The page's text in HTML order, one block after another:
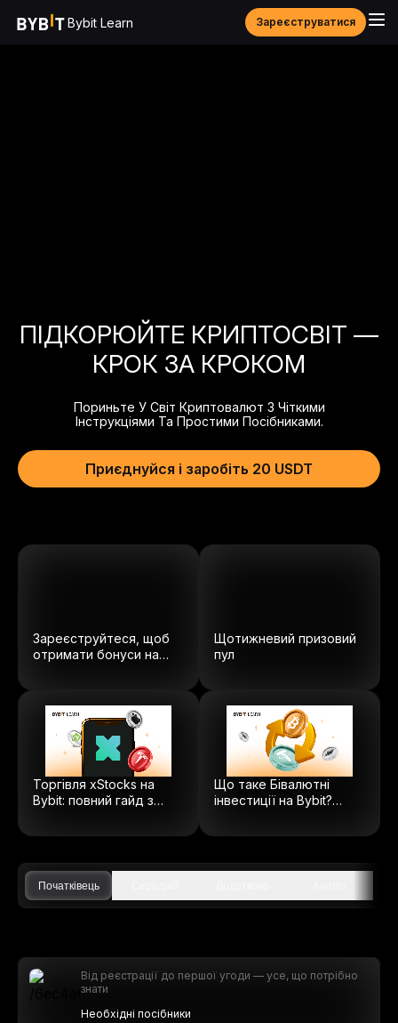
Bybit Learn Зареєструватися
ПІДКОРЮЙТЕ КРИПТОСВІТ —
КРОК ЗА КРОКОМ
Пориньте У Світ Криптовалют З Чіткими
Інструкціями Та Простими Посібниками.
Приєднуйся і заробіть 20 USDT
Зареєструйтеся, щоб
отримати бонуси на
Щотижневий призовий
пул
Торгівля xStocks на
Bybit: повний гайд з
Що таке Бівалютні
інвестиції на Bybit?
Початківець
Від реєстрації до першої угоди — усе, що потрібно
знати
Необхідні посібники